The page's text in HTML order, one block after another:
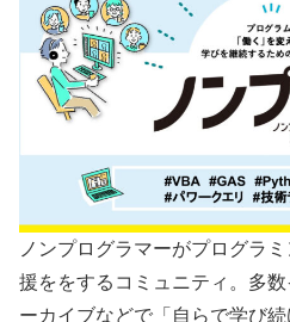
ノンプログラマーがプログラ
援ををするコミュニティ。多
ーカイブなどで「自らで学び続